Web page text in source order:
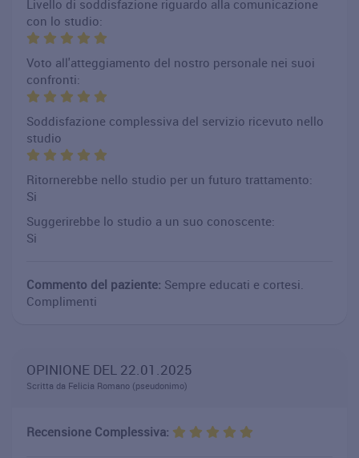
Livello di soddisfazione riguardo alla comunicazione
con lo studio:
Voto all'atteggiamento del nostro personale nei suoi
confronti:
Soddisfazione complessiva del servizio ricevuto nello
studio
Ritornerebbe nello studio per un futuro trattamento:
Si
Suggerirebbe lo studio a un suo conoscente:
Si
Commento del paziente: Sempre educati e cortesi.
Complimenti
OPINIONE DEL 22.01.2025
Scritta da Felicia Romano (pseudonimo)
Recensione Complessiva: